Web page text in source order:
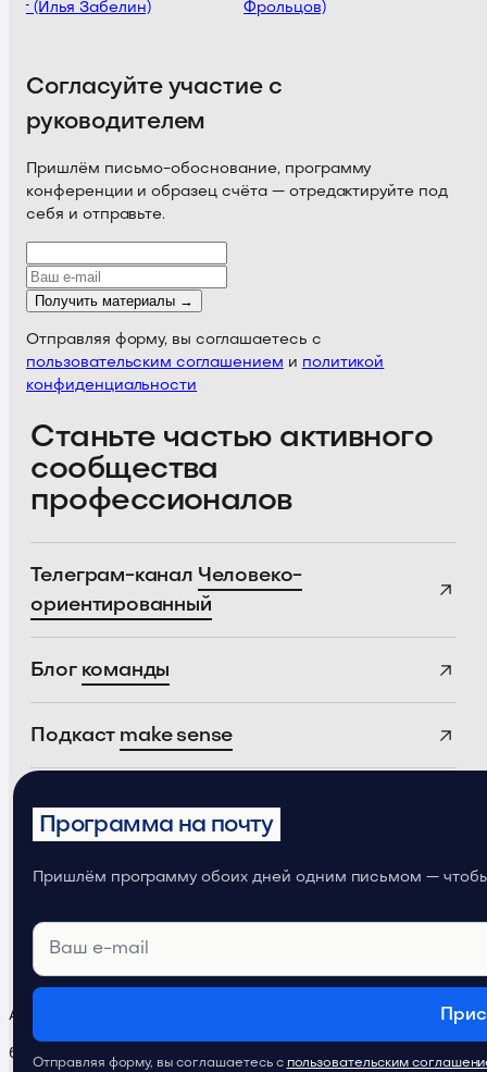
(Илья Забелин) Фрольцов)
Согласуйте участие с
руководителем
Пришлём письмо-обоснование, программу
конференции и образец счёта — отредактируйте под
себя и отправьте.
Получить материалы →
Отправляя форму, вы соглашаетесь с
пользовательским соглашением и политикой
конфиденциальности
Станьте частью активного
сообщества
профессионалов
Телеграм-канал Человеко-
ориентированный
Блог команды
Подкаст make sense
Телеграм-канал
Продуктовое
Академия ProductSense
бета-версия · Поддержка:
Программа на почту
Пришлём программу обоих дней одним письмом —
Отправляя форму, вы соглашаетесь с пользовательским